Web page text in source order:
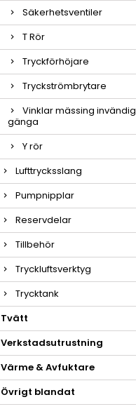
Säkerhetsventiler
T Rör
Tryckförhöjare
Tryckströmbrytare
Vinklar mässing invändig
gänga
Y rör
Lufttrycksslang
Pumpnipplar
Reservdelar
Tillbehör
Tryckluftsverktyg
Trycktank
Tvätt
Verkstadsutrustning
Värme & Avfuktare
Övrigt blandat